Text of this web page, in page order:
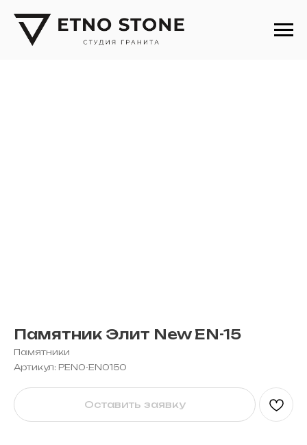
Памятник Элит New EN-15
Памятники
Артикул: PEN0-EN0150
Оставить заявку